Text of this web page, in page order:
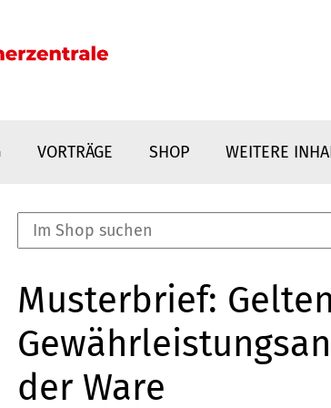
VORTRÄGE SHOP WEITERE
Musterbrief:
der Ware